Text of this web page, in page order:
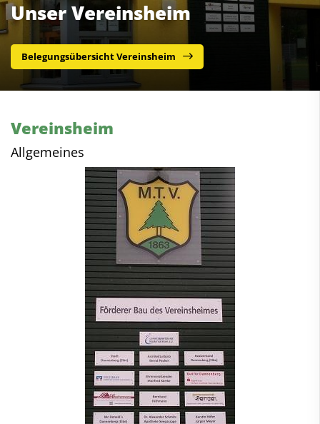
Unser Vereinsheim
Belegungsübersicht Vereinsheim
Vereinsheim
Allgemeines